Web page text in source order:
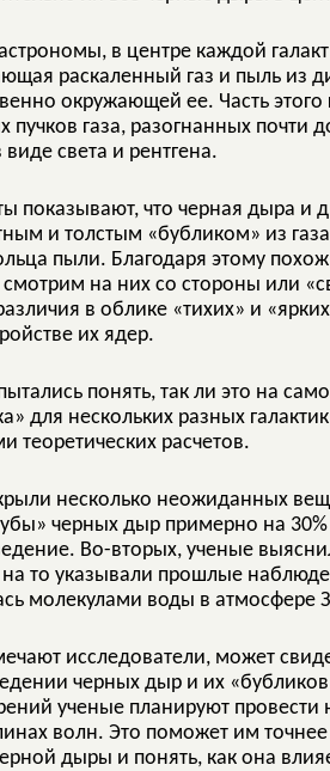
в центре каждой
раскаленный газ и пыль из
окружающей ее. Часть
пучков газа, разогнанных
света и рентгена.
показывают, что черная дыра
и толстым «бубликом» из
пыли. Благодаря этому
на них со стороны или
в облике «тихих» и
их ядер.
понять, так ли это на
для нескольких разных
теоретических расчетов.
несколько неожиданных
черных дыр примерно на
Во-вторых, ученые
то указывали прошлые
молекулами воды в атмосфере
исследователи, может
черных дыр и их
ученые планируют
волн. Это поможет им
дыры и понять, как она